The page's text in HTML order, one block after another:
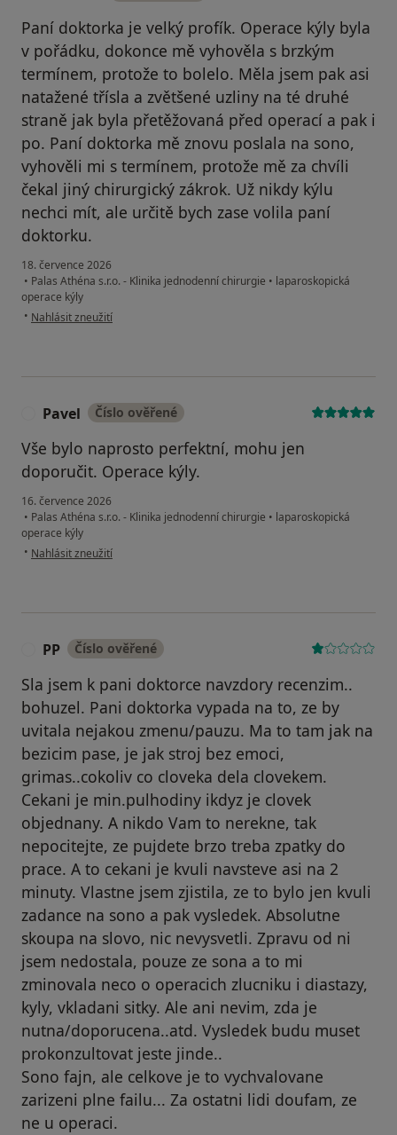
Paní doktorka je velký profík. Operace kýly byla
v pořádku, dokonce mě vyhověla s brzkým
termínem, protože to bolelo. Měla jsem pak asi
natažené třísla a zvětšené uzliny na té druhé
straně jak byla přetěžovaná před operací a pak i
po. Paní doktorka mě znovu poslala na sono,
vyhověli mi s termínem, protože mě za chvíli
čekal jiný chirurgický zákrok. Už nikdy kýlu
nechci mít, ale určitě bych zase volila paní
doktorku.
18. července 2026
• Palas Athéna s.r.o. - Klinika jednodenní chirurgie • laparoskopická
operace kýly
• podle názoru uživatele Gabriela
Nahlásit zneužití
Pavel Číslo ověřené
Vše bylo naprosto perfektní, mohu jen
doporučit. Operace kýly.
16. července 2026
• Palas Athéna s.r.o. - Klinika jednodenní chirurgie • laparoskopická
operace kýly
• podle názoru uživatele Pavel
Nahlásit zneužití
PP Číslo ověřené
Sla jsem k pani doktorce navzdory recenzim..
bohuzel. Pani doktorka vypada na to, ze by
uvitala nejakou zmenu/pauzu. Ma to tam jak na
bezicim pase, je jak stroj bez emoci,
grimas..cokoliv co cloveka dela clovekem.
Cekani je min.pulhodiny ikdyz je clovek
objednany. A nikdo Vam to nerekne, tak
nepocitejte, ze pujdete brzo treba zpatky do
prace. A to cekani je kvuli navsteve asi na 2
minuty. Vlastne jsem zjistila, ze to bylo jen kvuli
zadance na sono a pak vysledek. Absolutne
skoupa na slovo, nic nevysvetli. Zpravu od ni
jsem nedostala, pouze ze sona a to mi
zminovala neco o operacich zlucniku i diastazy,
kyly, vkladani sitky. Ale ani nevim, zda je
nutna/doporucena..atd. Vysledek budu muset
prokonzultovat jeste jinde..
Sono fajn, ale celkove je to vychvalovane
zarizeni plne failu... Za ostatni lidi doufam, ze
ne u operaci.